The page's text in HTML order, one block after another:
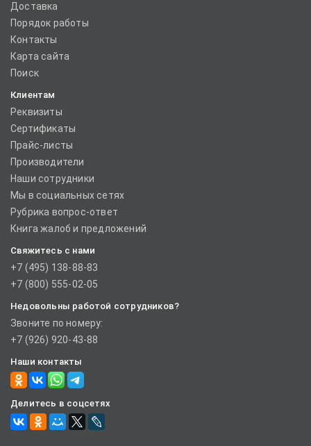
Доставка
Порядок работы
Контакты
Карта сайта
Поиск
Клиентам
Реквизиты
Сертификаты
Прайс-листы
Производители
Наши сотрудники
Мы в социальных сетях
Рубрика вопрос-ответ
Книга жалоб и предложений
Свяжитесь с нами
+7 (495) 138-88-83
+7 (800) 555-02-05
Недовольны работой сотрудников?
Звоните по номеру:
+7 (926) 920-43-88
Наши контакты
Делитесь в соцсетях